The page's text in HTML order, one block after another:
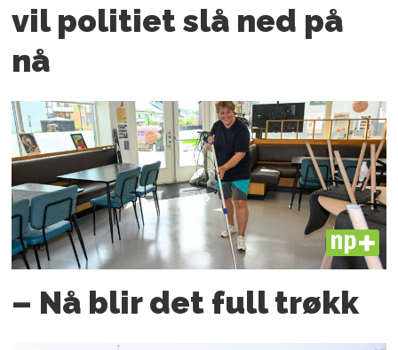
vil politiet slå ned på
nå
PLUS
– Nå blir det full trøkk